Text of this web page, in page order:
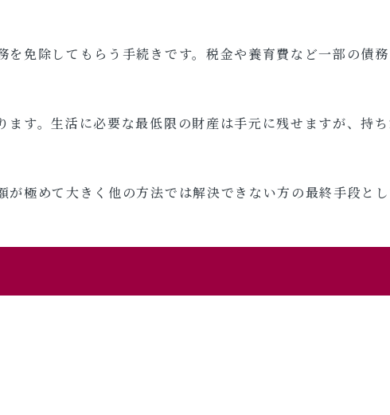
免除してもらう手続きです。税金や養育費など一部の債
す。生活に必要な最低限の財産は手元に残せますが、持
極めて大きく他の方法では解決できない方の最終手段とし